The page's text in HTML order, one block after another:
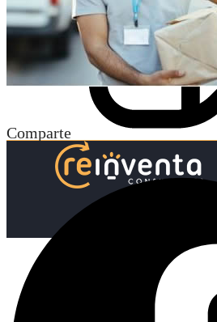
Comparte